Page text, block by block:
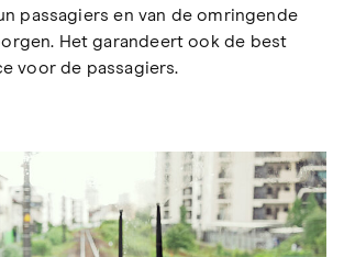
passagiers en van de omringende
Het garandeert ook de best
voor de passagiers.